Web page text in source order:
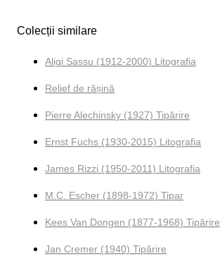
Colecții similare
Aligi Sassu (1912-2000) Litografia
Relief de rășină
Pierre Alechinsky (1927) Tipărire
Ernst Fuchs (1930-2015) Litografia
James Rizzi (1950-2011) Litografia
M.C. Escher (1898-1972) Tipar
Kees Van Dongen (1877-1968) Tipărire
Jan Cremer (1940) Tipărire